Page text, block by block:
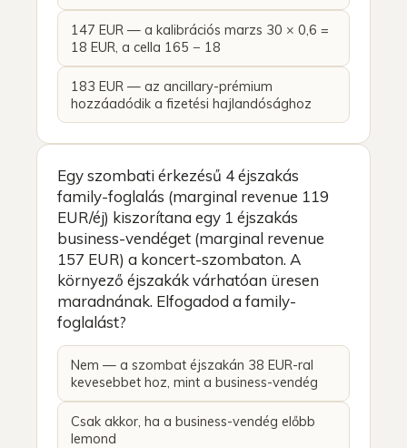
147 EUR — a kalibrációs marzs 30 × 0,6 =
18 EUR, a cella 165 − 18
183 EUR — az ancillary-prémium
hozzáadódik a fizetési hajlandósághoz
Egy szombati érkezésű 4 éjszakás
family-foglalás (marginal revenue 119
EUR/éj) kiszorítana egy 1 éjszakás
business-vendéget (marginal revenue
157 EUR) a koncert-szombaton. A
környező éjszakák várhatóan üresen
maradnának. Elfogadod a family-
foglalást?
Nem — a szombat éjszakán 38 EUR-ral
kevesebbet hoz, mint a business-vendég
Csak akkor, ha a business-vendég előbb
lemond